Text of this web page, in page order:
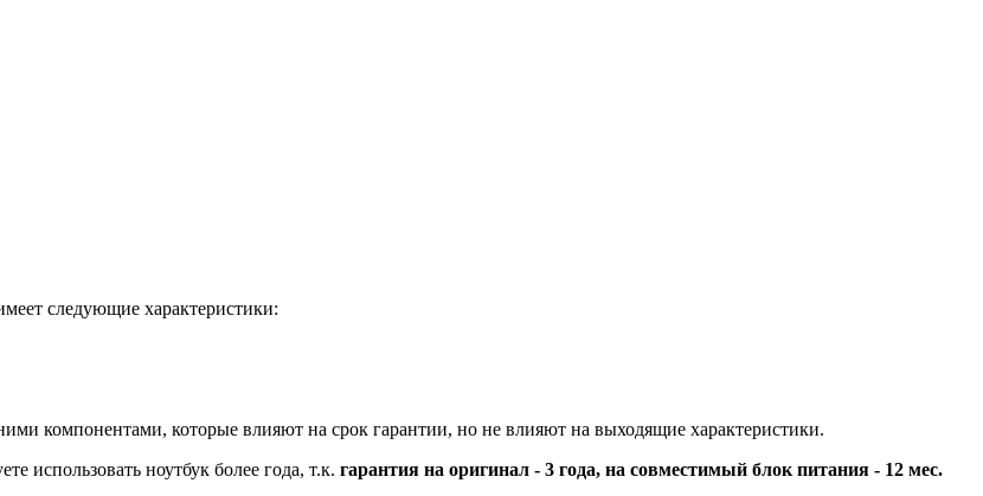
следующие характеристики:
компонентами, которые влияют на срок гарантии, но не влияют на выходящие характеристики.
использовать ноутбук более года, т.к. гарантия на оригинал - 3 года, на совместимый блок питания - 12 мес.